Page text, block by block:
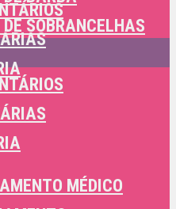
MÉDICO
SOBRANCELHAS